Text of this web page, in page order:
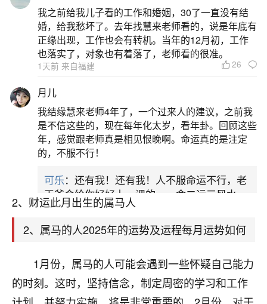
就这个问题给大家做一些解读：
1、一月出生属马人的运势
一月出生的属马人品行端正，他们是一个乐天
派，心胸宽广，具有丰富的学识，他们喜欢结交朋
友，因此人脉很广，一生衣食无忧。1、事业运一月
出生的属马人事业运势发展很旺盛，他们的工作能
力很强，而且他们不怕苦不怕累，在贵人的帮助之
下，他们会有意外的收获。但此月出生的属马人切
莫得意忘形，否则自己拥有的一切就会变为泡影。
2、财运此月出生的属马人
2、属马的人2025年的运势及运程每月运势如何
1月份，属马的人可能会遇到一些怀疑自己能力
的时刻。这时，坚持信念，制定周密的学习和工作
我之前给我儿子看的工作和婚姻，30了一直没有结
婚，给我愁坏了。去年找慧来老师看的，说是年底有
正缘出现，工作也会有转机。当年的12月初，工作
也落实了，对象也有着落了，老师看的很准。
1天前 来自福建 26
月儿
我结缘慧来老师4年了，一个过来人的建议，之前我
是不信这些的，现在每年化太岁，看年卦。回顾这些
年，感觉跟老师真是相见恨晚啊。命运真的是注定
的，不服不行！
可乐：还有我！还有我！人不服命运不行，老
天爷会给你好好上一课的。一命二运三风水，
哪样不服都不行！
平安是福：我也是每年找老师化太岁，看年
卦，认识老师3年了，都是缘分啊！
17分钟前 来自湖北 19
心若莲花